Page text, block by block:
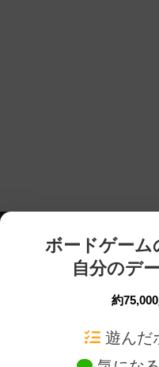
ボードゲーム
自分のデ
約
遊んだ